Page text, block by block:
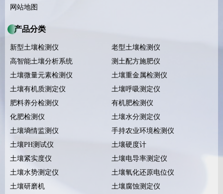
网站地图
产品分类
新型土壤检测仪
老型土壤检测仪
高智能土壤分析系统
测土配方施肥仪
土壤微量元素检测仪
土壤重金属检测仪
土壤有机质测定仪
土壤呼吸测定仪
肥料养分检测仪
有机肥检测仪
化肥检测仪
土壤水分测定仪
土壤墒情监测仪
手持农业环境检测仪
土壤PH测试仪
土壤硬度计
土壤紧实度仪
土壤电导率测定仪
土壤水势测定仪
土壤氧化还原电位仪
土壤研磨机
土壤腐蚀测定仪